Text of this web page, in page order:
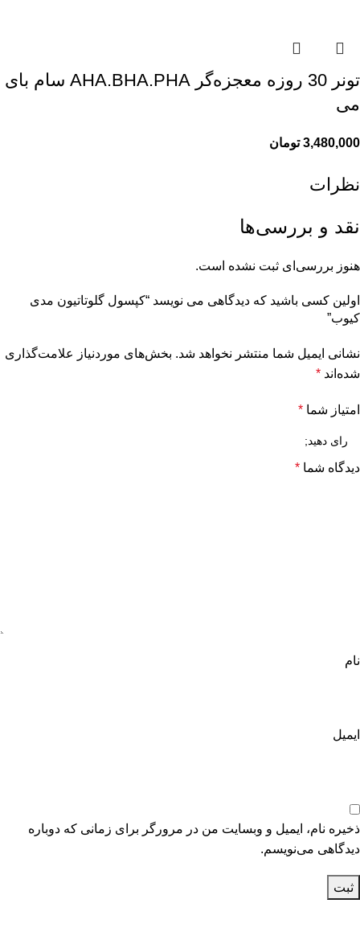
تونر 30 روزه معجزه‌گر AHA.BHA.PHA سام بای
می
3,480,000 تومان
نظرات
نقد و بررسی‌ها
هنوز بررسی‌ای ثبت نشده است.
اولین کسی باشید که دیدگاهی می نویسد “کپسول گلوتاتیون مدی
کیوب”
نشانی ایمیل شما منتشر نخواهد شد. بخش‌های موردنیاز علامت‌گذاری
شده‌اند *
امتیاز شما *
دیدگاه شما *
نام
ایمیل
ذخیره نام، ایمیل و وبسایت من در مرورگر برای زمانی که دوباره
دیدگاهی می‌نویسم.